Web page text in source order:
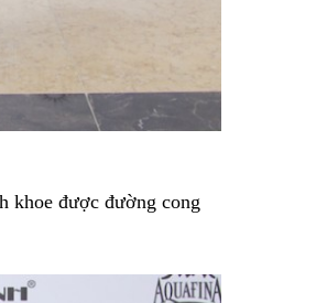
khoe được đường cong